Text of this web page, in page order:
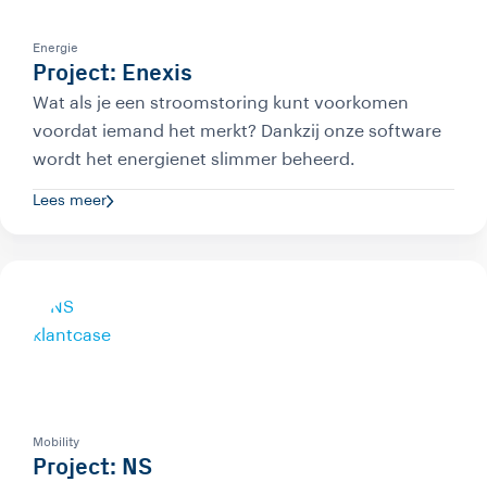
Energie
Project: Enexis
Wat als je een stroomstoring kunt voorkomen
voordat iemand het merkt? Dankzij onze software
wordt het energienet slimmer beheerd.
Lees meer
Mobility
Project: NS